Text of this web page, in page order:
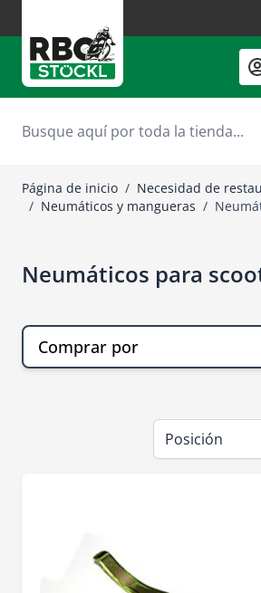
Buscar
Página de inicio / Necesidad de
/ Neumáticos y mangueras /
Neumáticos para
Comprar por